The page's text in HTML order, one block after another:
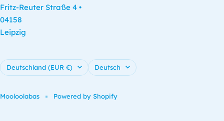
Fritz-Reuter Straße 4 •
04158
Leipzig
Land/Region
Deutschland (EUR €) Sprache
Deutsch
Mooloolabas Powered by Shopify